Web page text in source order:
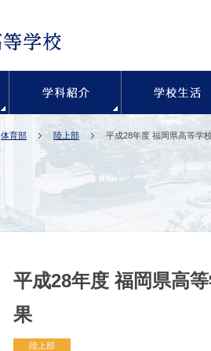
体育部 陸上部 平成28年度 福岡県高等学
平成28年度 福岡県高
果
陸上部